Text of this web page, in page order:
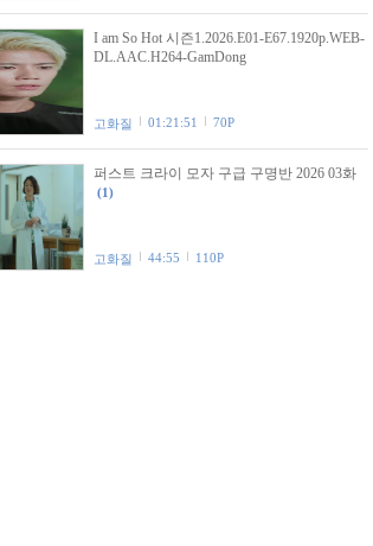
I am So Hot 시즌1.2026.E01-E67.1920p.WEB-
DL.AAC.H264-GamDong
고화질 01:21:51 70P
퍼스트 크라이 모자 구급 구명반 2026 03화
(1)
고화질 44:55 110P